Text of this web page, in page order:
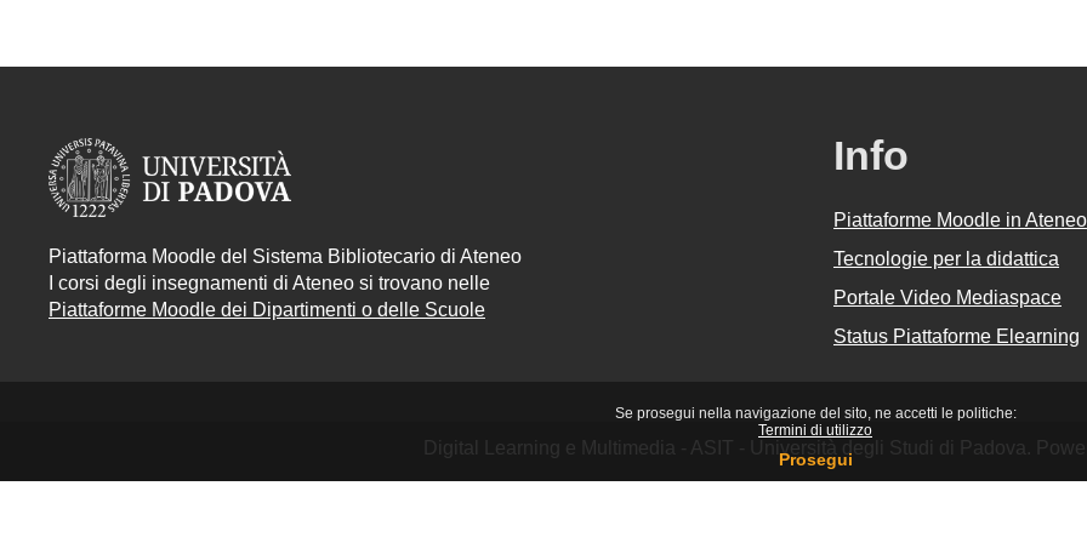
Se prosegui nella navigazione del sito, ne accetti le politiche:
Termini di utilizzo
Prosegui
Piattaforma Moodle del Sistema Bibliotecario di Ateneo
I corsi degli insegnamenti di Ateneo si trovano nelle
Piattaforme Moodle dei Dipartimenti o delle Scuole
Info
Piattaforme Moodle in Ateneo
Tecnologie per la didattica
Portale Video Mediaspace
Status Piattaforme Elearning
Digital Learning e Multimedia - ASIT - Università degli Studi di Padova.